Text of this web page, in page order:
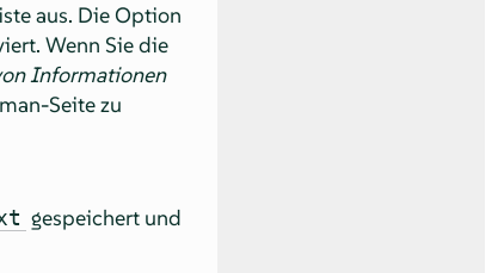
aus. Die Option
Wenn Sie die
Informationen
Seite zu
gespeichert und